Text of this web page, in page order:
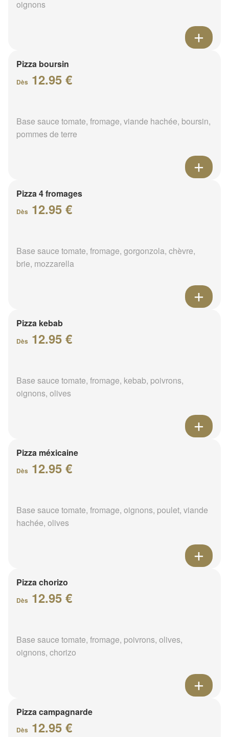
oignons
Pizza boursin
Dès 12.95 €
Base sauce tomate, fromage, viande hachée, boursin,
pommes de terre
Pizza 4 fromages
Dès 12.95 €
Base sauce tomate, fromage, gorgonzola, chèvre,
brie, mozzarella
Pizza kebab
Dès 12.95 €
Base sauce tomate, fromage, kebab, poivrons,
oignons, olives
Pizza méxicaine
Dès 12.95 €
Base sauce tomate, fromage, oignons, poulet, viande
hachée, olives
Pizza chorizo
Dès 12.95 €
Base sauce tomate, fromage, poivrons, olives,
oignons, chorizo
Pizza campagnarde
Dès 12.95 €